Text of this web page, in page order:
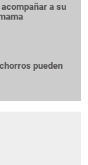
a su
pueden